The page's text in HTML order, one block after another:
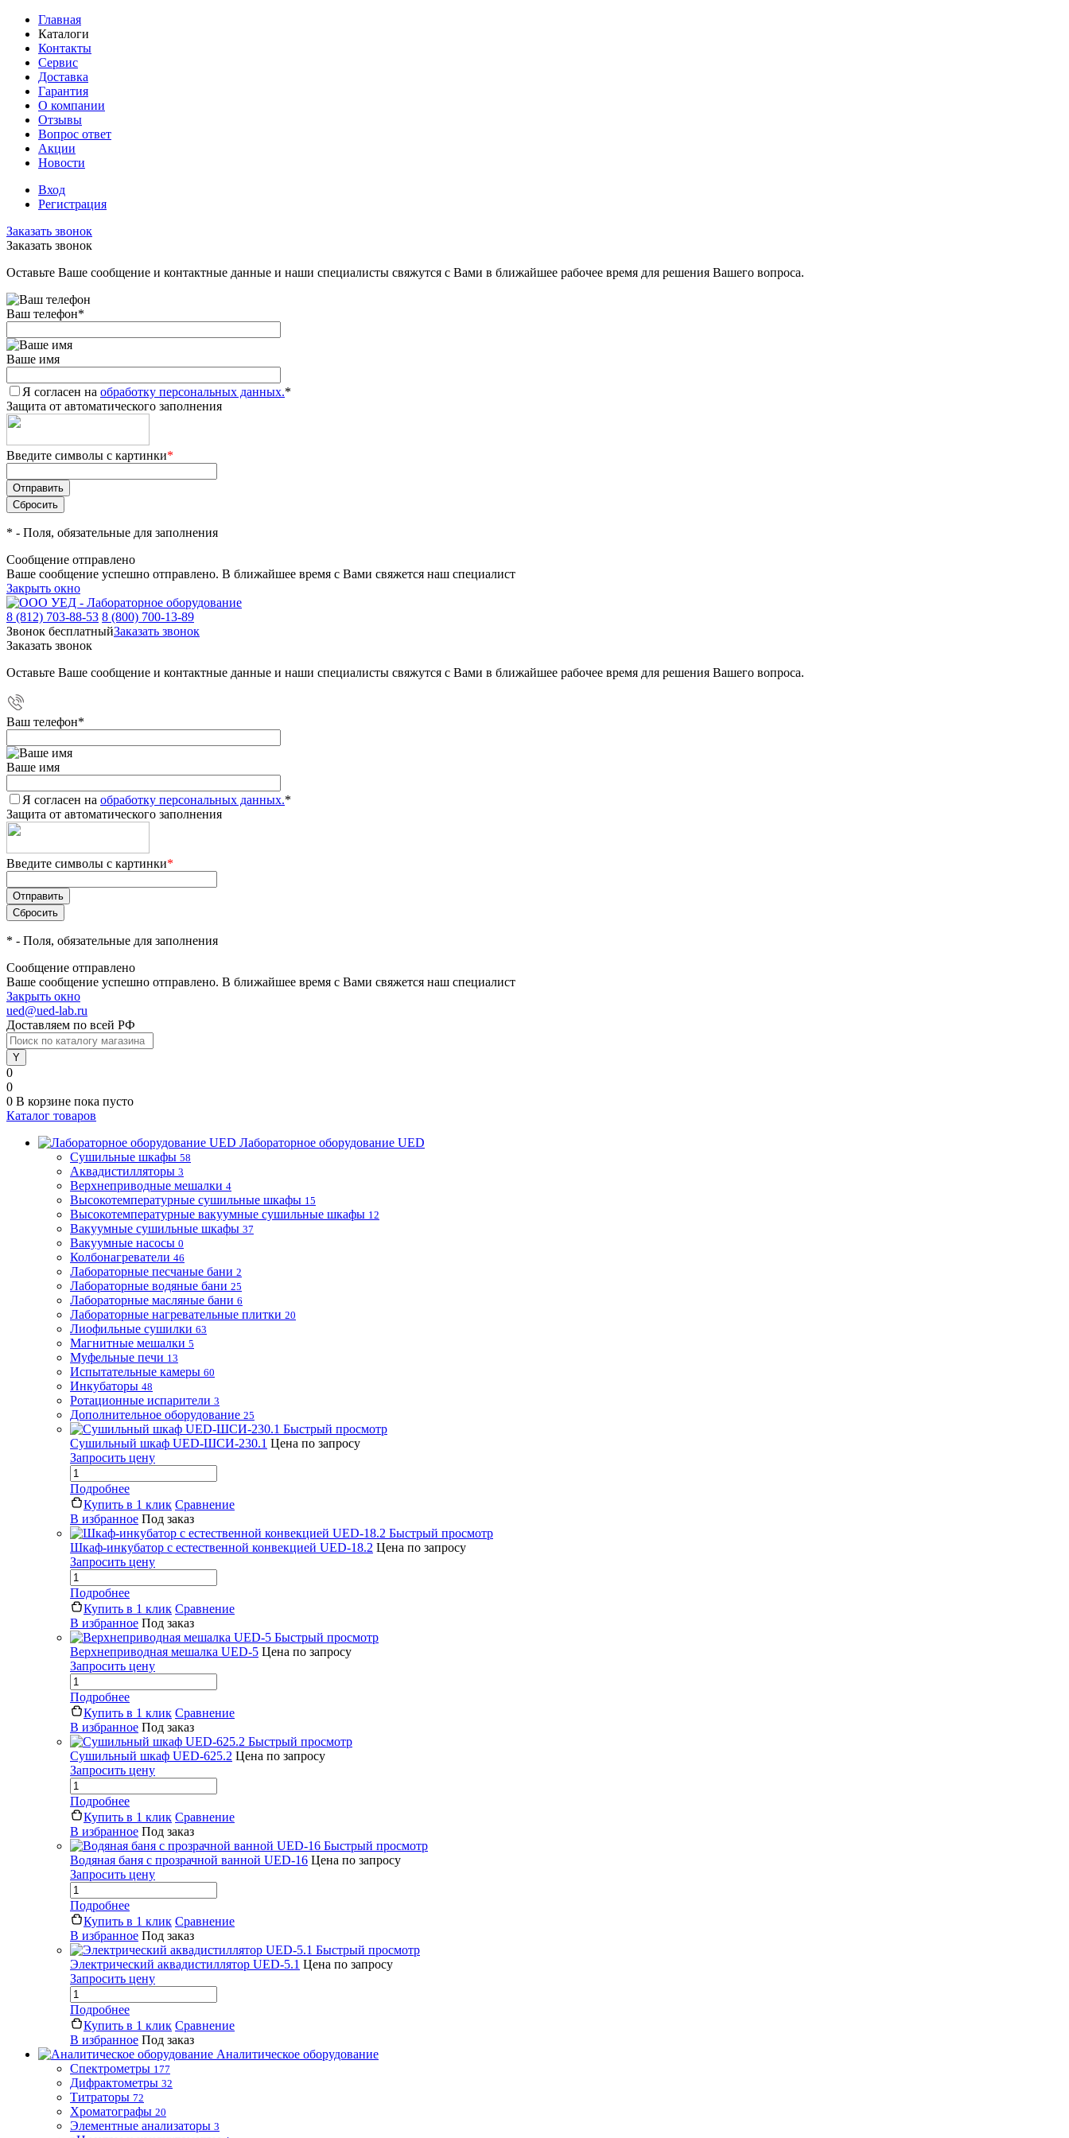
Главная
Каталоги
Контакты
Сервис
Доставка
Гарантия
О компании
Отзывы
Вопрос ответ
Акции
Новости
Вход
Регистрация
Заказать звонок
Заказать звонок
Оставьте Ваше сообщение и контактные данные и наши специалисты свяжутся с Вами в ближайшее рабочее время для решения Вашего вопроса.
Ваш телефон*
Ваше имя
Я согласен на обработку персональных данных.*
Защита от автоматического заполнения
Введите символы с картинки*
* - Поля, обязательные для заполнения
Сообщение отправлено
Ваше сообщение успешно отправлено. В ближайшее время с Вами свяжется наш специалист
Закрыть окно
8 (812) 703-88-53 8 (800) 700-13-89
Звонок бесплатныйЗаказать звонок
Заказать звонок
Оставьте Ваше сообщение и контактные данные и наши специалисты свяжутся с Вами в ближайшее рабочее время для решения Вашего вопроса.
Ваш телефон*
Ваше имя
Я согласен на обработку персональных данных.*
Защита от автоматического заполнения
Введите символы с картинки*
* - Поля, обязательные для заполнения
Сообщение отправлено
Ваше сообщение успешно отправлено. В ближайшее время с Вами свяжется наш специалист
Закрыть окно
ued@ued-lab.ru
Доставляем по всей РФ
0
0
0 В корзине пока пусто
Каталог товаров
Лабораторное оборудование UED
Сушильные шкафы 58
Аквадистилляторы 3
Верхнеприводные мешалки 4
Высокотемпературные сушильные шкафы 15
Высокотемпературные вакуумные сушильные шкафы 12
Вакуумные сушильные шкафы 37
Вакуумные насосы 0
Колбонагреватели 46
Лабораторные песчаные бани 2
Лабораторные водяные бани 25
Лабораторные масляные бани 6
Лабораторные нагревательные плитки 20
Лиофильные сушилки 63
Магнитные мешалки 5
Муфельные печи 13
Испытательные камеры 60
Инкубаторы 48
Ротационные испарители 3
Дополнительное оборудование 25
Быстрый просмотр
Сушильный шкаф UED-ШСИ-230.1 Цена по запросу
Запросить цену
Подробнее
Купить в 1 клик Сравнение
В избранное Под заказ
Быстрый просмотр
Шкаф-инкубатор с естественной конвекцией UED-18.2 Цена по запросу
Запросить цену
Подробнее
Купить в 1 клик Сравнение
В избранное Под заказ
Быстрый просмотр
Верхнеприводная мешалка UED-5 Цена по запросу
Запросить цену
Подробнее
Купить в 1 клик Сравнение
В избранное Под заказ
Быстрый просмотр
Сушильный шкаф UED-625.2 Цена по запросу
Запросить цену
Подробнее
Купить в 1 клик Сравнение
В избранное Под заказ
Быстрый просмотр
Водяная баня с прозрачной ванной UED-16 Цена по запросу
Запросить цену
Подробнее
Купить в 1 клик Сравнение
В избранное Под заказ
Быстрый просмотр
Электрический аквадистиллятор UED-5.1 Цена по запросу
Запросить цену
Подробнее
Купить в 1 клик Сравнение
В избранное Под заказ
Аналитическое оборудование
Спектрометры 177
Дифрактометры 32
Титраторы 72
Хроматографы 20
Элементные анализаторы 3